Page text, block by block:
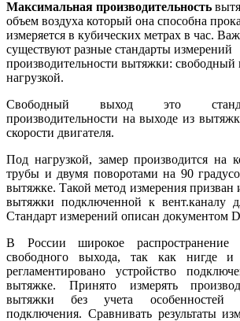
Максимальная производительность
объем воздуха который она способна
измеряется в кубических метрах в час.
существуют разные стандарты измерений
производительности вытяжки:
нагрузкой.
Свободный выход это
производительности на выходе из
скорости двигателя.
Под нагрузкой, замер производится на
трубы и двумя поворотами на 90
вытяжке. Такой метод измерения призван
вытяжки подключенной к вент.каналу
Стандарт измерений описан документом
В России широкое распространение
свободного выхода, так как нигде
регламентировано устройство
вытяжке. Принято измерять
вытяжки без учета особенностей
подключения. Сравнивать результаты